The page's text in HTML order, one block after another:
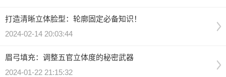
打造清晰立体脸型：轮廓固定必备知识！
2024-02-14 20:03:44
眉弓填充：调整五官立体度的秘密武器
2024-01-22 21:15:32